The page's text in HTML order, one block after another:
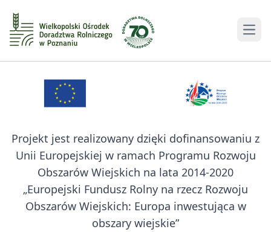
Projekt jest realizowany dzięki dofinansowaniu z
Unii Europejskiej w ramach Programu Rozwoju
Obszarów Wiejskich na lata 2014-2020
„Europejski Fundusz Rolny na rzecz Rozwoju
Obszarów Wiejskich: Europa inwestująca w
obszary wiejskie”